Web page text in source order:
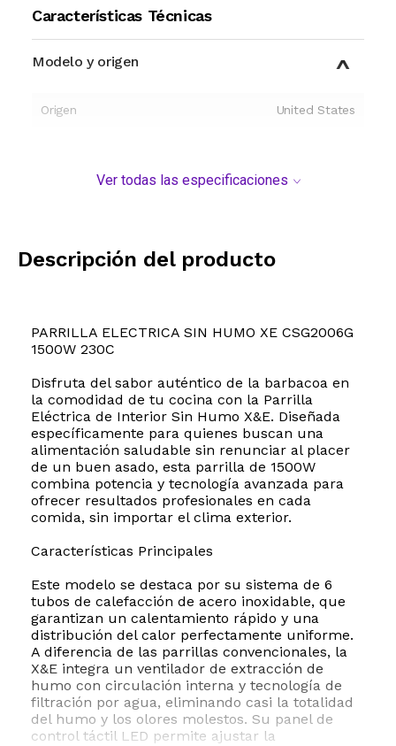
Características Técnicas
Modelo y origen
Origen United States
Ver todas las especificaciones
Descripción del producto
PARRILLA ELECTRICA SIN HUMO XE CSG2006G
1500W 230C
Disfruta del sabor auténtico de la barbacoa en
la comodidad de tu cocina con la Parrilla
Eléctrica de Interior Sin Humo X&E. Diseñada
específicamente para quienes buscan una
alimentación saludable sin renunciar al placer
de un buen asado, esta parrilla de 1500W
combina potencia y tecnología avanzada para
ofrecer resultados profesionales en cada
comida, sin importar el clima exterior.
Características Principales
Este modelo se destaca por su sistema de 6
tubos de calefacción de acero inoxidable, que
garantizan un calentamiento rápido y una
distribución del calor perfectamente uniforme.
A diferencia de las parrillas convencionales, la
X&E integra un ventilador de extracción de
humo con circulación interna y tecnología de
filtración por agua, eliminando casi la totalidad
del humo y los olores molestos. Su panel de
control táctil LED permite ajustar la